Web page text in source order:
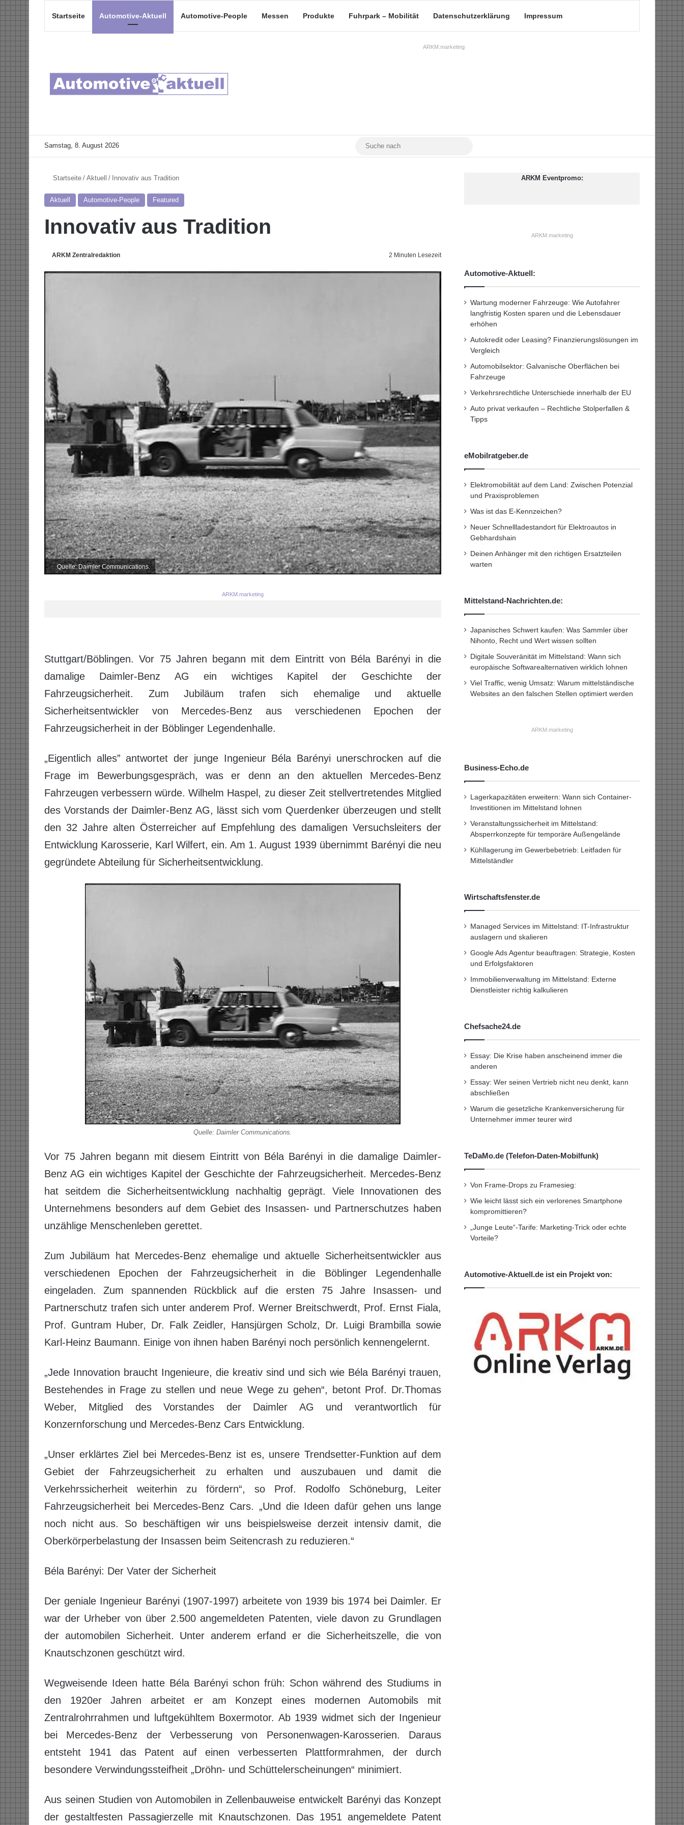
Startseite Automotive-Aktuell Automotive-People Messen Produkte Fuhrpark – Mobilität Datenschutzerklärung Impressum
ARKM.marketing
Samstag, 8. August 2026 YouTubeMastodon
Startseite / Aktuell / Innovativ aus Tradition
Aktuell Automotive-People Featured
Innovativ aus Tradition
ARKM Zentralredaktion 2 Minuten Lesezeit
Quelle: Daimler Communications.
ARKM.marketing
Stuttgart/Böblingen. Vor 75 Jahren begann mit dem Eintritt von Béla Barényi in die
damalige Daimler-Benz AG ein wichtiges Kapitel der Geschichte der
Fahrzeugsicherheit. Zum Jubiläum trafen sich ehemalige und aktuelle
Sicherheitsentwickler von Mercedes-Benz aus verschiedenen Epochen der
Fahrzeugsicherheit in der Böblinger Legendenhalle.
„Eigentlich alles” antwortet der junge Ingenieur Béla Barényi unerschrocken auf die
Frage im Bewerbungsgespräch, was er denn an den aktuellen Mercedes-Benz
Fahrzeugen verbessern würde. Wilhelm Haspel, zu dieser Zeit stellvertretendes Mitglied
des Vorstands der Daimler-Benz AG, lässt sich vom Querdenker überzeugen und stellt
den 32 Jahre alten Österreicher auf Empfehlung des damaligen Versuchsleiters der
Entwicklung Karosserie, Karl Wilfert, ein. Am 1. August 1939 übernimmt Barényi die neu
gegründete Abteilung für Sicherheitsentwicklung.
Quelle: Daimler Communications.
Vor 75 Jahren begann mit diesem Eintritt von Béla Barényi in die damalige Daimler-
Benz AG ein wichtiges Kapitel der Geschichte der Fahrzeugsicherheit. Mercedes-Benz
hat seitdem die Sicherheitsentwicklung nachhaltig geprägt. Viele Innovationen des
Unternehmens besonders auf dem Gebiet des Insassen- und Partnerschutzes haben
unzählige Menschenleben gerettet.
Zum Jubiläum hat Mercedes-Benz ehemalige und aktuelle Sicherheits­entwickler aus
verschiedenen Epochen der Fahrzeugsicherheit in die Böblinger Legendenhalle
eingeladen. Zum spannenden Rückblick auf die ersten 75 Jahre Insassen- und
Partnerschutz trafen sich unter anderem Prof. Werner Breitschwerdt, Prof. Ernst Fiala,
Prof. Guntram Huber, Dr. Falk Zeidler, Hansjürgen Scholz, Dr. Luigi Brambilla sowie
Karl-Heinz Baumann. Einige von ihnen haben Barényi noch persönlich kennengelernt.
„Jede Innovation braucht Ingenieure, die kreativ sind und sich wie Béla Barényi trauen,
Bestehendes in Frage zu stellen und neue Wege zu gehen“, betont Prof. Dr.Thomas
Weber, Mitglied des Vorstandes der Daimler AG und verantwortlich für
Konzernforschung und Mercedes-Benz Cars Entwicklung.
„Unser erklärtes Ziel bei Mercedes-Benz ist es, unsere Trendsetter-Funktion auf dem
Gebiet der Fahrzeugsicherheit zu erhalten und auszubauen und damit die
Verkehrssicherheit weiterhin zu fördern“, so Prof. Rodolfo Schöneburg, Leiter
Fahrzeugsicherheit bei Mercedes-Benz Cars. „Und die Ideen dafür gehen uns lange
noch nicht aus. So beschäftigen wir uns beispielsweise derzeit intensiv damit, die
Oberkörperbelastung der Insassen beim Seitencrash zu reduzieren.“
Béla Barényi: Der Vater der Sicherheit
Der geniale Ingenieur Barényi (1907-1997) arbeitete von 1939 bis 1974 bei Daimler. Er
war der Urheber von über 2.500 angemeldeten Patenten, viele davon zu Grundlagen
der automobilen Sicherheit. Unter anderem erfand er die Sicherheitszelle, die von
Knautschzonen geschützt wird.
Wegweisende Ideen hatte Béla Barényi schon früh: Schon während des Studiums in
den 1920er Jahren arbeitet er am Konzept eines modernen Automobils mit
Zentralrohrrahmen und luftgekühltem Boxermotor. Ab 1939 widmet sich der Ingenieur
bei Mercedes-Benz der Verbesserung von Personenwagen-Karosserien. Daraus
entsteht 1941 das Patent auf einen verbesserten Plattformrahmen, der durch
besondere Verwindungssteifheit „Dröhn- und Schüttelerscheinungen“ minimiert.
Aus seinen Studien von Automobilen in Zellenbauweise entwickelt Barényi das Konzept
der gestaltfesten Passagierzelle mit Knautschzonen. Das 1951 angemeldete Patent
ARKM Eventpromo:
ARKM.marketing
Automotive-Aktuell:
Wartung moderner Fahrzeuge: Wie Autofahrer
langfristig Kosten sparen und die Lebensdauer
erhöhen
Autokredit oder Leasing? Finanzierungslösungen im
Vergleich
Automobilsektor: Galvanische Oberflächen bei
Fahrzeuge
Verkehrsrechtliche Unterschiede innerhalb der EU
Auto privat verkaufen – Rechtliche Stolperfallen &
Tipps
eMobilratgeber.de
Elektromobilität auf dem Land: Zwischen Potenzial
und Praxisproblemen
Was ist das E-Kennzeichen?
Neuer Schnellladestandort für Elektroautos in
Gebhardshain
Deinen Anhänger mit den richtigen Ersatzteilen
warten
Mittelstand-Nachrichten.de:
Japanisches Schwert kaufen: Was Sammler über
Nihonto, Recht und Wert wissen sollten
Digitale Souveränität im Mittelstand: Wann sich
europäische Softwarealternativen wirklich lohnen
Viel Traffic, wenig Umsatz: Warum mittelständische
Websites an den falschen Stellen optimiert werden
ARKM.marketing
Business-Echo.de
Lagerkapazitäten erweitern: Wann sich Container-
Investitionen im Mittelstand lohnen
Veranstaltungssicherheit im Mittelstand:
Absperrkonzepte für temporäre Außengelände
Kühllagerung im Gewerbebetrieb: Leitfaden für
Mittelständler
Wirtschaftsfenster.de
Managed Services im Mittelstand: IT-Infrastruktur
auslagern und skalieren
Google Ads Agentur beauftragen: Strategie, Kosten
und Erfolgsfaktoren
Immobilienverwaltung im Mittelstand: Externe
Dienstleister richtig kalkulieren
Chefsache24.de
Essay: Die Krise haben anscheinend immer die
anderen
Essay: Wer seinen Vertrieb nicht neu denkt, kann
abschließen
Warum die gesetzliche Krankenversicherung für
Unternehmer immer teurer wird
TeDaMo.de (Telefon-Daten-Mobilfunk)
Von Frame-Drops zu Framesieg:
Wie leicht lässt sich ein verlorenes Smartphone
kompromittieren?
„Junge Leute“-Tarife: Marketing-Trick oder echte
Vorteile?
Automotive-Aktuell.de ist ein Projekt von: